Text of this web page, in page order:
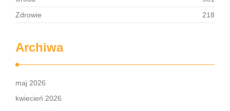
Zdrowie
218
Archiwa
maj 2026
kwiecień 2026